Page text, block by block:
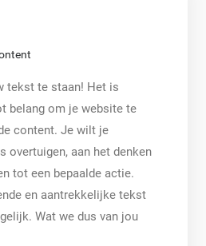
tekst te staan! Het is
belang om je website te
content. Je wilt je
overtuigen, aan het denken
tot een bepaalde actie.
en aantrekkelijke tekst
Wat we dus van jou